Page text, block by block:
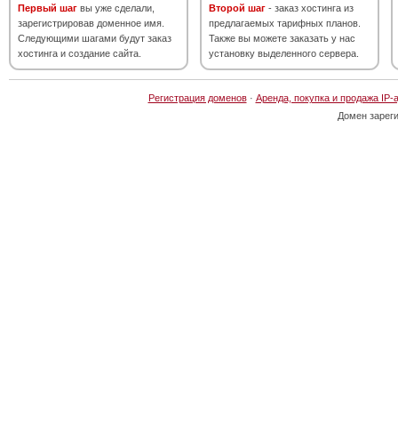
Первый шаг вы уже сделали,
зарегистрировав доменное имя.
Следующими шагами будут заказ
хостинга и создание сайта.
Второй шаг - заказ хостинга из
предлагаемых тарифных планов.
Также вы можете заказать у нас
установку выделенного сервера.
Регистрация доменов· Аренда, покупка и продажа IP-
Домен